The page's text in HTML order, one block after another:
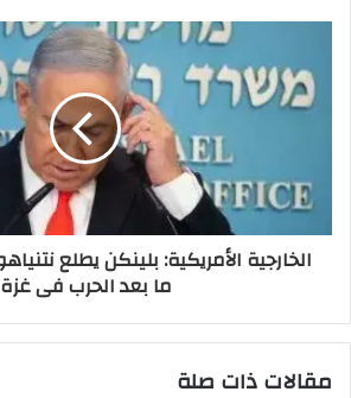
الخارجية الأمريكية: بلينكن يطلع
ما بعد الحرب فى غزة
مقالات ذات صلة